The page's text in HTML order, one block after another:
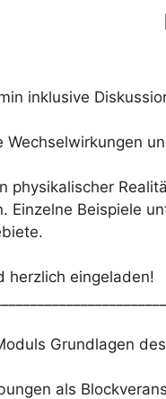
inklusive
physikalischer
Einzelne Beispiele
herzlich eingeladen!
Grundlagen
als